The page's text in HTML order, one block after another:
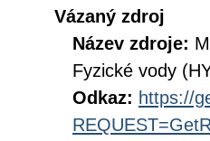
Vázaný zdroj
Název zdroje:
Fyzické vody
Odkaz: https://